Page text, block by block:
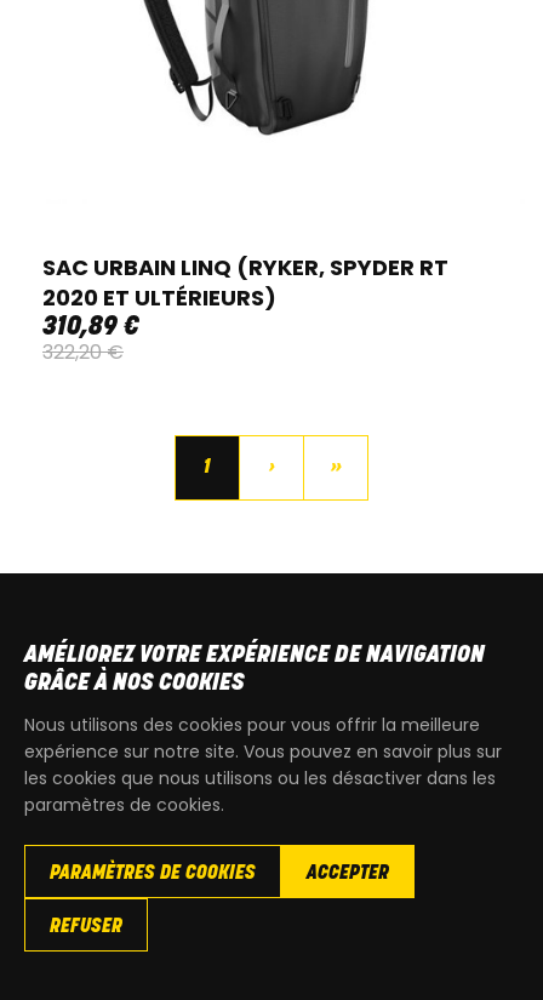
SAC URBAIN LINQ (RYKER, SPYDER RT
2020 ET ULTÉRIEURS)
310,89 €
322,20€
1 › »
CAN-AM
QUAD QUAD
AMÉLIOREZ VOTRE EXPÉRIENCE DE NAVIGATION
GRÂCE À NOS COOKIES
Nous utilisons des cookies pour vous offrir la meilleure
expérience sur notre site. Vous pouvez en savoir plus sur
les cookies que nous utilisons ou les désactiver dans les
paramètres de cookies.
PARAMÈTRES DE COOKIES ACCEPTER
REFUSER